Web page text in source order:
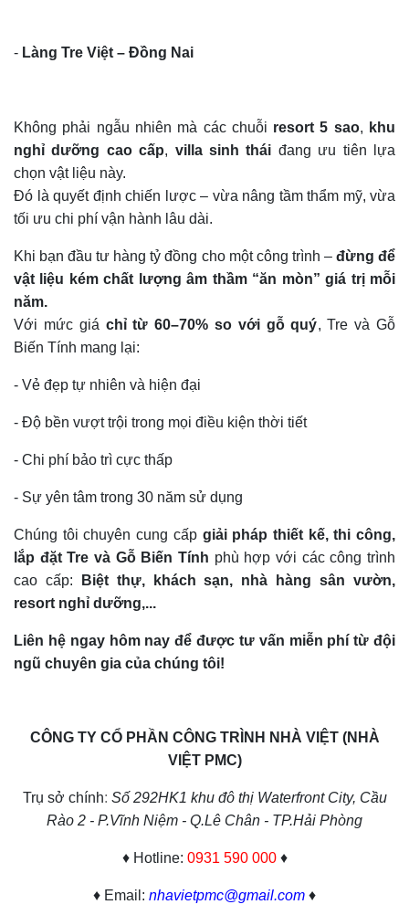
- Làng Tre Việt – Đồng Nai
Không phải ngẫu nhiên mà các chuỗi resort 5 sao, khu
nghỉ dưỡng cao cấp, villa sinh thái đang ưu tiên lựa
chọn vật liệu này.
Đó là quyết định chiến lược – vừa nâng tầm thẩm mỹ, vừa
tối ưu chi phí vận hành lâu dài.
Khi bạn đầu tư hàng tỷ đồng cho một công trình – đừng để
vật liệu kém chất lượng âm thầm “ăn mòn” giá trị mỗi
năm.
Với mức giá chỉ từ 60–70% so với gỗ quý, Tre và Gỗ
Biến Tính mang lại:
- Vẻ đẹp tự nhiên và hiện đại
- Độ bền vượt trội trong mọi điều kiện thời tiết
- Chi phí bảo trì cực thấp
- Sự yên tâm trong 30 năm sử dụng
Chúng tôi chuyên cung cấp giải pháp thiết kế, thi công,
lắp đặt Tre và Gỗ Biến Tính phù hợp với các công trình
cao cấp:
Biệt thự, khách sạn, nhà hàng sân vườn,
resort nghỉ dưỡng,...
Liên hệ ngay hôm nay để được tư vấn miễn phí từ đội
ngũ chuyên gia của chúng tôi!
CÔNG TY CỔ PHẦN CÔNG TRÌNH NHÀ VIỆT (NHÀ
VIỆT PMC)
Trụ sở chính: Số 292HK1 khu đô thị Waterfront City, Cầu
Rào 2 - P.Vĩnh Niệm - Q.Lê Chân - TP.Hải Phòng
♦ Hotline: 0931 590 000 ♦
♦ Email: nhavietpmc@gmail.com ♦